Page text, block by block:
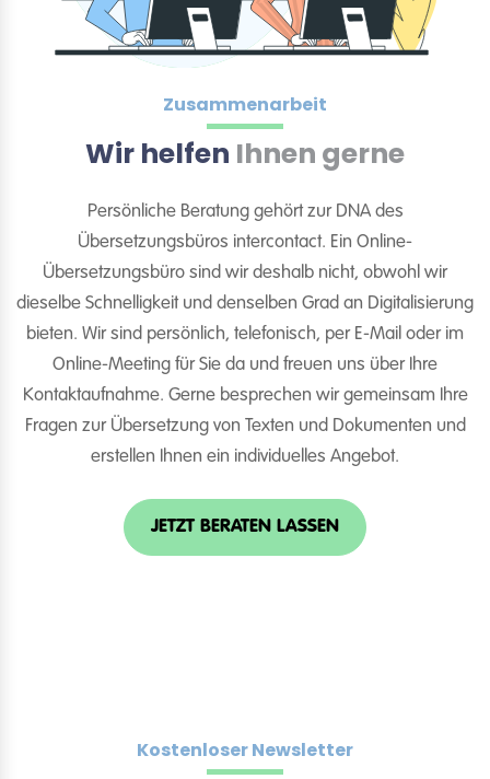
Zusammenarbeit
Wir helfen Ihnen gerne
Persönliche Beratung gehört zur DNA des
Übersetzungsbüros intercontact. Ein Online-
Übersetzungsbüro sind wir deshalb nicht, obwohl wir
dieselbe Schnelligkeit und denselben Grad an Digitalisierung
bieten. Wir sind persönlich, telefonisch, per E-Mail oder im
Online-Meeting für Sie da und freuen uns über Ihre
Kontaktaufnahme. Gerne besprechen wir gemeinsam Ihre
Fragen zur Übersetzung von Texten und Dokumenten und
erstellen Ihnen ein individuelles Angebot.
JETZT BERATEN LASSEN
Kostenloser Newsletter